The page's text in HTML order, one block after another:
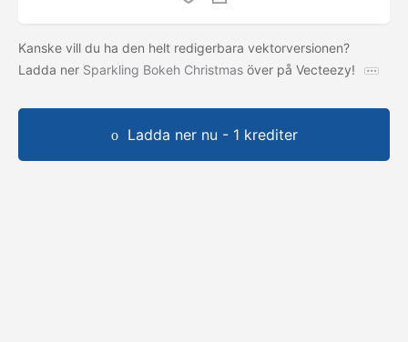
Kanske vill du ha den helt redigerbara vektorversionen?
Ladda ner Sparkling Bokeh Christmas över på Vecteezy!
Ladda ner nu - 1 krediter